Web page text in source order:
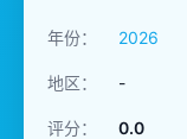
年份： 2026
地区： -
评分：
0.0